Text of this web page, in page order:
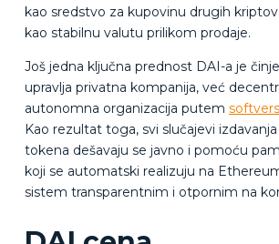
kao sredstvo za kupovinu drugih
kao stabilnu valutu prilikom prodaje.
Još jedna ključna prednost DAI-a je
upravlja privatna kompanija, već
autonomna organizacija putem
Kao rezultat toga, svi slučajevi izdavanja
tokena dešavaju se javno i pomoću
koji se automatski realizuju na
sistem transparentnim i otpornim na